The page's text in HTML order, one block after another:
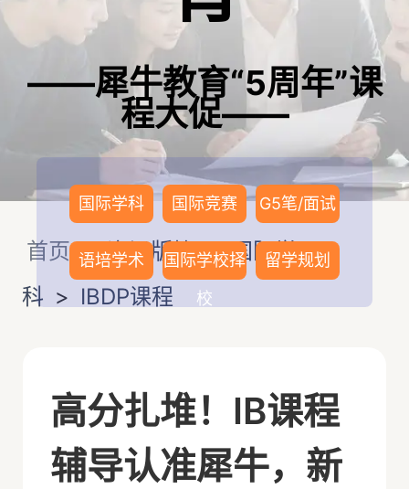
——犀牛教育“5周年”课
程大促——
国际学科 国际竞赛 G5笔/面试
语培学术
国际学校择
校
留学规划
首页>资讯版块>国际学
科 > IBDP课程
高分扎堆！IB课程
辅导认准犀牛，新